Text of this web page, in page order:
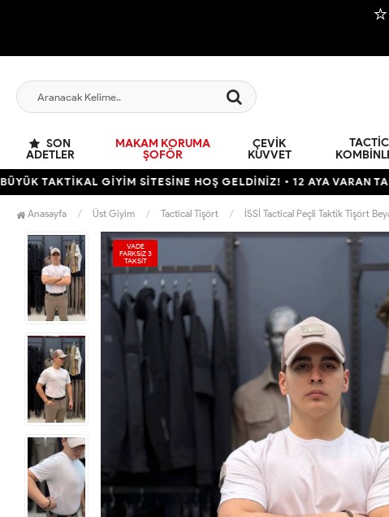
SON
ADETLER
MAKAM KORUMA
ŞOFÖR
ÇEVIK
KUVVET
GİYİM SİTESİNE HOŞ GELDİNİZ! • 12 AYA VARAN TAKSİT
Anasayfa Üst Giyim Tactical Tişört İSSİ Tactical Peçli Taktik Tişört
VADE
FARKSIZ 3
TAKSİT